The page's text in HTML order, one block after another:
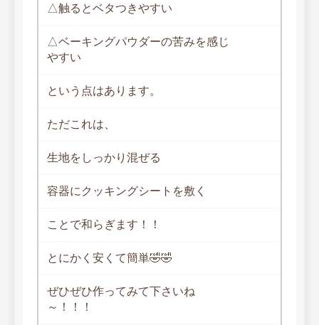
△触るとベタつきやすい
△ベーキングパウダーの苦みを感じ
やすい
という点はあります。
ただこれは、
生地をしっかり混ぜる
容器にクッキングシートを敷く
ことで和らぎます！！
とにかく安くて簡単🤣🤣
ぜひぜひ作ってみて下さいね
～！！！